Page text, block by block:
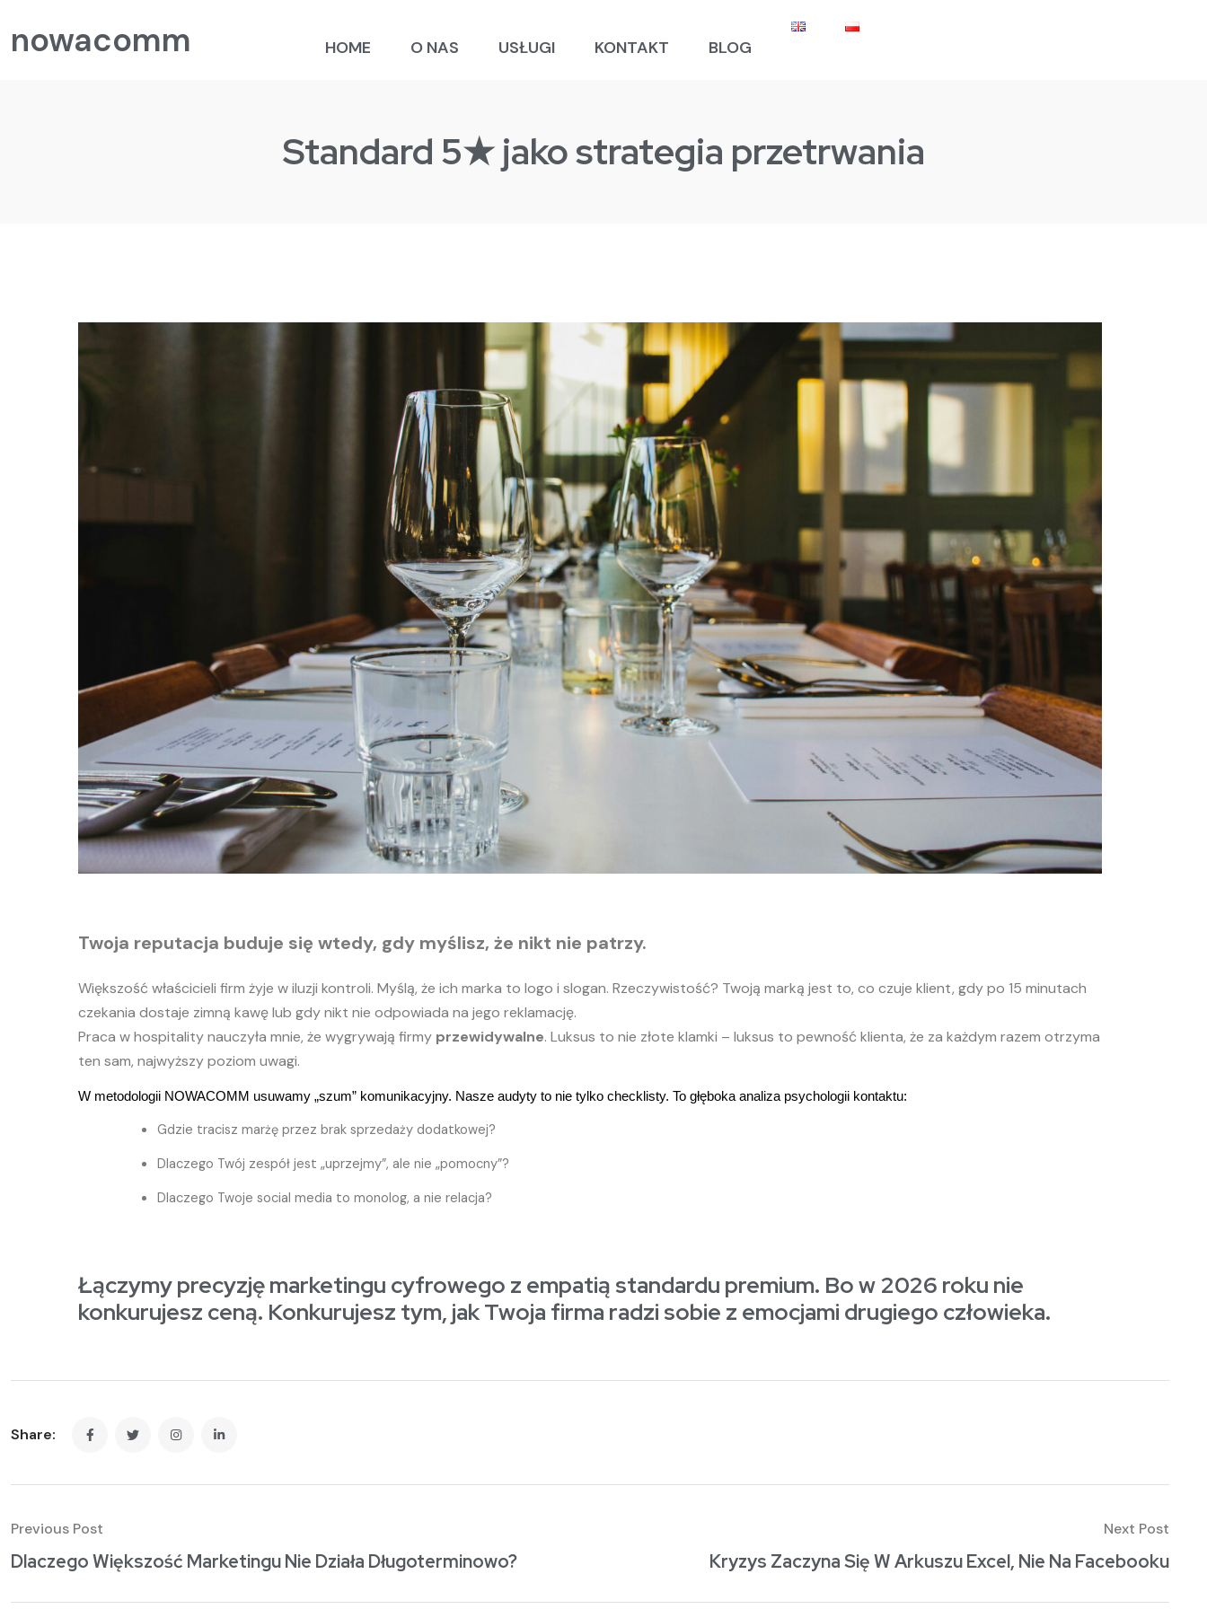
nowacomm HOME O NAS USŁUGI KONTAKT BLOG
Standard 5★ jako strategia przetrwania
Twoja reputacja buduje się wtedy, gdy myślisz, że nikt nie patrzy.
Większość właścicieli firm żyje w iluzji kontroli. Myślą, że ich marka to logo i slogan. Rzeczywistość? Twoją marką jest to, co czuje klient, gdy po 15 minutach
czekania dostaje zimną kawę lub gdy nikt nie odpowiada na jego reklamację.
Praca w hospitality nauczyła mnie, że wygrywają firmy przewidywalne. Luksus to nie złote klamki – luksus to pewność klienta, że za każdym razem otrzyma
ten sam, najwyższy poziom uwagi.
W metodologii NOWACOMM usuwamy „szum” komunikacyjny. Nasze audyty to nie tylko checklisty. To głęboka analiza psychologii kontaktu:
Gdzie tracisz marżę przez brak sprzedaży dodatkowej?
Dlaczego Twój zespół jest „uprzejmy”, ale nie „pomocny”?
Dlaczego Twoje social media to monolog, a nie relacja?
Łączymy precyzję marketingu cyfrowego z empatią standardu premium. Bo w 2026 roku nie
konkurujesz ceną. Konkurujesz tym, jak Twoja firma radzi sobie z emocjami drugiego człowieka.
Share:
Previous Post
Dlaczego Większość Marketingu Nie Działa Długoterminowo?
Next Post
Kryzys Zaczyna Się W Arkuszu Excel, Nie Na Facebooku